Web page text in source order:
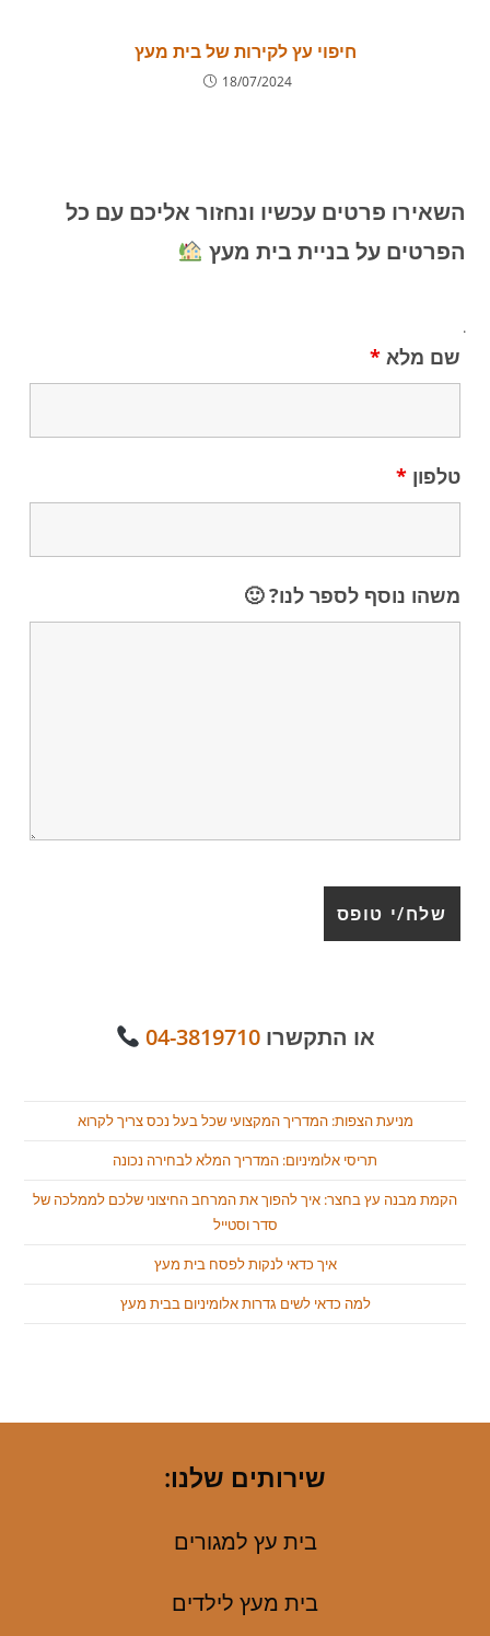
חיפוי עץ לקירות של בית מעץ
18/07/2024
השאירו פרטים עכשיו ונחזור אליכם עם כל
הפרטים על בניית בית מעץ
.
שם מלא*
טלפון*
משהו נוסף לספר לנו? 🙂
או התקשרו04-3819710
מניעת הצפות: המדריך המקצועי שכל בעל נכס צריך לקרוא
תריסי אלומיניום: המדריך המלא לבחירה נכונה
הקמת מבנה עץ בחצר: איך להפוך את המרחב החיצוני שלכם לממלכה של
סדר וסטייל
איך כדאי לנקות לפסח בית מעץ
למה כדאי לשים גדרות אלומיניום בבית מעץ
שירותים שלנו:
בית עץ למגורים
בית מעץ לילדים